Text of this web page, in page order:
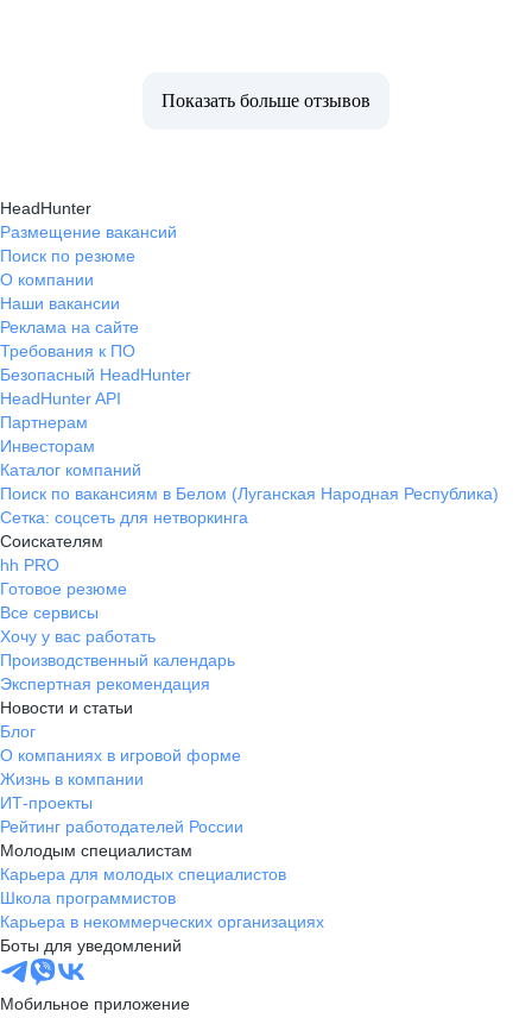
Показать больше отзывов
HeadHunter
Размещение вакансий
Поиск по резюме
О компании
Наши вакансии
Реклама на сайте
Требования к ПО
Безопасный HeadHunter
HeadHunter API
Партнерам
Инвесторам
Каталог компаний
Поиск по вакансиям в Белом (Луганская Народная Республика)
Сетка: соцсеть для нетворкинга
Соискателям
hh PRO
Готовое резюме
Все сервисы
Хочу у вас работать
Производственный календарь
Экспертная рекомендация
Новости и статьи
Блог
О компаниях в игровой форме
Жизнь в компании
ИТ-проекты
Рейтинг работодателей России
Молодым специалистам
Карьера для молодых специалистов
Школа программистов
Карьера в некоммерческих организациях
Боты для уведомлений
Мобильное приложение